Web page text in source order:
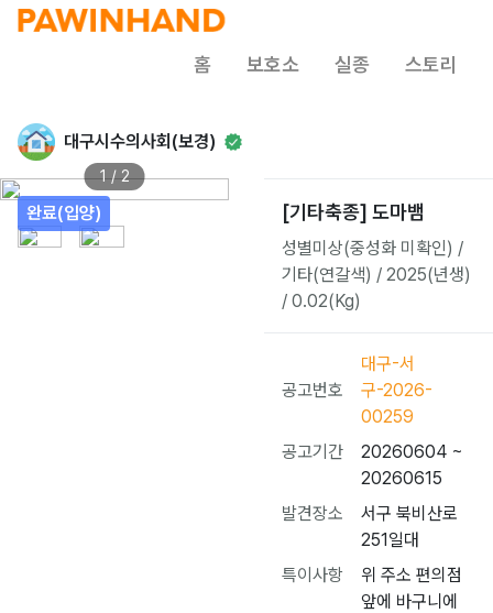
홈 보호소 실종 스토리
대구시수의사회(보경)
완료(입양)
1 / 2
[기타축종] 도마뱀
성별미상(중성화 미확인) /
기타(연갈색) / 2025(년생)
/ 0.02(Kg)
공고번호
대구-서
구-2026-
00259
공고기간
20260604 ~
20260615
발견장소
서구 북비산로
251일대
특이사항
위 주소 편의점
앞에 바구니에